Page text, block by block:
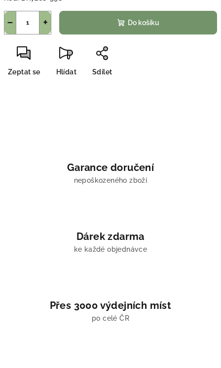
+
− Do košíku
Zeptat se Hlídat Sdílet
Garance doručení
nepoškozeného zboží
Dárek zdarma
ke každé objednávce
Přes 3000 výdejních míst
po celé ČR